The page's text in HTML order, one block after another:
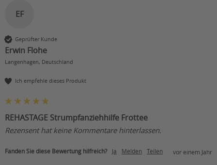
EF
Geprüfter Kunde
Erwin Flohe
Langenhagen, Deutschland
Ich empfehle dieses Produkt
REHASTAGE Strumpfanziehhilfe Frottee
Rezensent hat keine Kommentare hinterlassen.
Fanden Sie diese Bewertung hilfreich? Ja Melden Teilen vor einem Jahr